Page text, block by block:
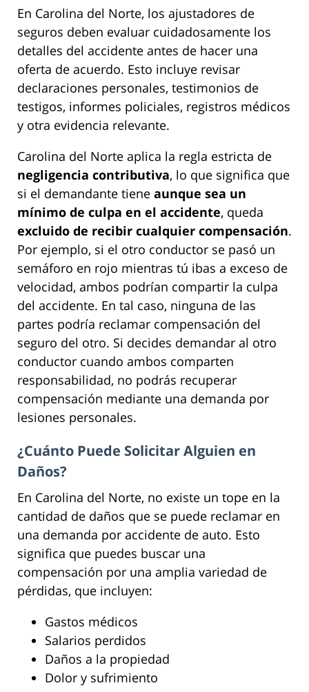
En Carolina del Norte, los ajustadores de
seguros deben evaluar cuidadosamente los
detalles del accidente antes de hacer una
oferta de acuerdo. Esto incluye revisar
declaraciones personales, testimonios de
testigos, informes policiales, registros médicos
y otra evidencia relevante.
Carolina del Norte aplica la regla estricta de
negligencia contributiva, lo que significa que
si el demandante tiene aunque sea un
mínimo de culpa en el accidente, queda
excluido de recibir cualquier compensación.
Por ejemplo, si el otro conductor se pasó un
semáforo en rojo mientras tú ibas a exceso de
velocidad, ambos podrían compartir la culpa
del accidente. En tal caso, ninguna de las
partes podría reclamar compensación del
seguro del otro. Si decides demandar al otro
conductor cuando ambos comparten
responsabilidad, no podrás recuperar
compensación mediante una demanda por
lesiones personales.
¿Cuánto Puede Solicitar Alguien en
Daños?
En Carolina del Norte, no existe un tope en la
cantidad de daños que se puede reclamar en
una demanda por accidente de auto. Esto
significa que puedes buscar una
compensación por una amplia variedad de
pérdidas, que incluyen:
Gastos médicos
Salarios perdidos
Daños a la propiedad
Dolor y sufrimiento